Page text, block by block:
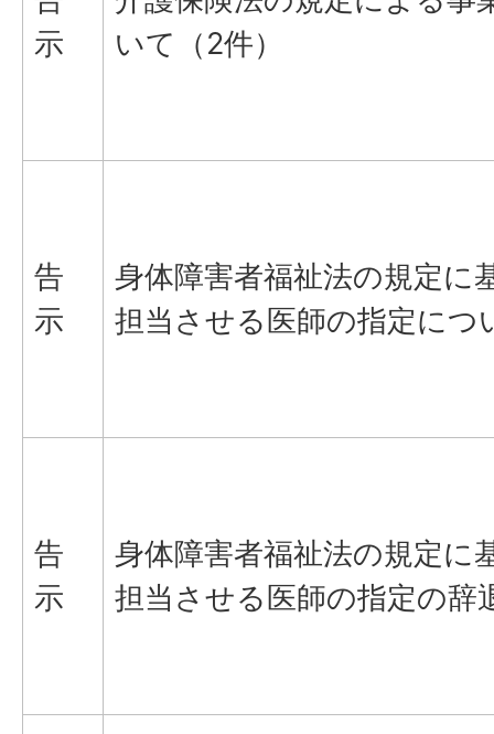
示
いて（2件）
告
示
身体障害者福祉法の規定に
担当させる医師の指定につ
告
示
身体障害者福祉法の規定に
担当させる医師の指定の辞